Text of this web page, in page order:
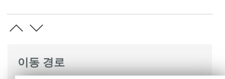
이동 경로